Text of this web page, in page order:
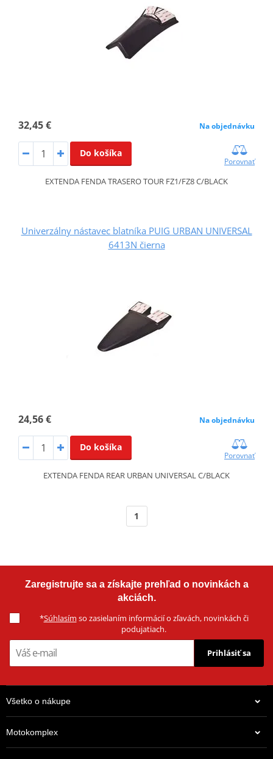
32,45 € Na objednávku
Do košíka
Porovnať
EXTENDA FENDA TRASERO TOUR FZ1/FZ8 C/BLACK
Univerzálny nástavec blatníka PUIG URBAN UNIVERSAL
6413N čierna
24,56 € Na objednávku
Do košíka
Porovnať
EXTENDA FENDA REAR URBAN UNIVERSAL C/BLACK
1
Zaregistrujte sa a získajte prehľad o novinkách a
akciách.
*Súhlasím so zasielaním informácií o zľavách, novinkách či
podujatiach.
Prihlásiť sa
Všetko o nákupe
Motokomplex